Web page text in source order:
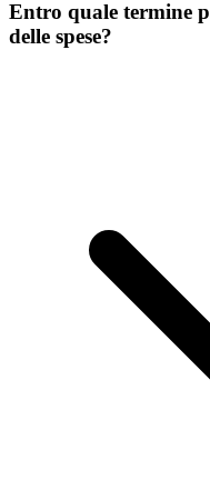
Entro quale termine
delle spese?